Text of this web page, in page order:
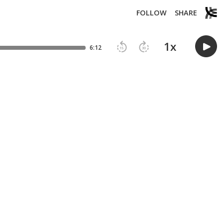
FOLLOW SHARE
6:12 15 30 1x